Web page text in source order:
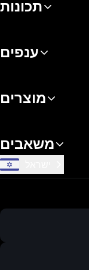
תכונות
ענפים
מוצרים
משאבים